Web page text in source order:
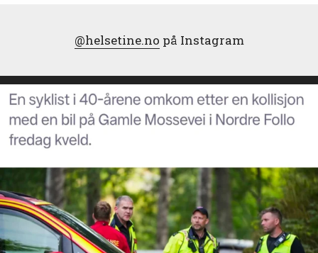
@helsetine.no på Instagram